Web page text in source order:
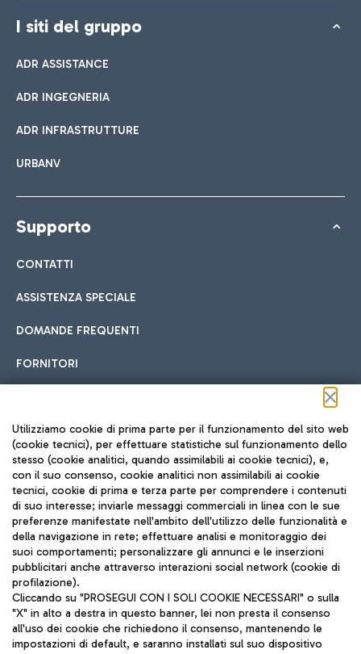
I siti del gruppo
ADR ASSISTANCE
ADR INGEGNERIA
ADR INFRASTRUTTURE
URBANV
Supporto
CONTATTI
ASSISTENZA SPECIALE
DOMANDE FREQUENTI
FORNITORI
Seguici sui social
TRAVEL JOURNAL
ITA
Utilizziamo cookie di prima parte per il funzionamento del sito web
(cookie tecnici), per effettuare statistiche sul funzionamento dello
stesso (cookie analitici, quando assimilabili ai cookie tecnici), e,
con il suo consenso, cookie analitici non assimilabili ai cookie
tecnici, cookie di prima e terza parte per comprendere i contenuti
di suo interesse; inviarle messaggi commerciali in linea con le sue
preferenze manifestate nell'ambito dell'utilizzo delle funzionalità e
della navigazione in rete; effettuare analisi e monitoraggio dei
suoi comportamenti; personalizzare gli annunci e le inserzioni
pubblicitari anche attraverso interazioni social network (cookie di
profilazione).
Cliccando su "PROSEGUI CON I SOLI COOKIE NECESSARI" o sulla
"X" in alto a destra in questo banner, lei non presta il consenso
all'uso dei cookie che richiedono il consenso, mantenendo le
impostazioni di default, e saranno installati sul suo dispositivo